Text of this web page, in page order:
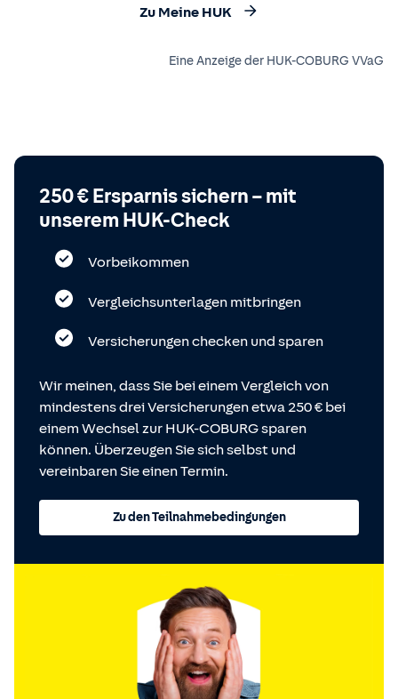
Zu Meine HUK
Eine Anzeige der HUK-COBURG VVaG
250 € Ersparnis sichern – mit
unserem HUK-Check
Vorbeikommen
Vergleichsunterlagen mitbringen
Versicherungen checken und sparen
Wir meinen, dass Sie bei einem Vergleich von
mindestens drei Versicherungen etwa 250 € bei
einem Wechsel zur HUK-COBURG sparen
können. Überzeugen Sie sich selbst und
vereinbaren Sie einen Termin.
Zu den Teilnahmebedingungen